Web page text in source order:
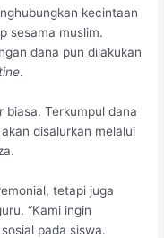
kecintaan
sesama muslim.
dana pun dilakukan
.
biasa. Terkumpul dana
disalurkan melalui
tetapi juga
“Kami ingin
pada siswa.